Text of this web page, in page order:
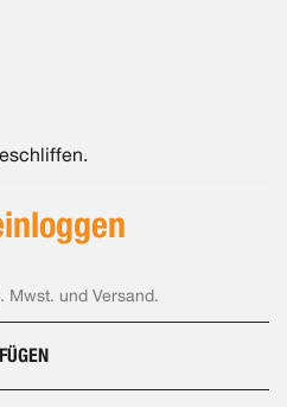
Mwst. und Versand.